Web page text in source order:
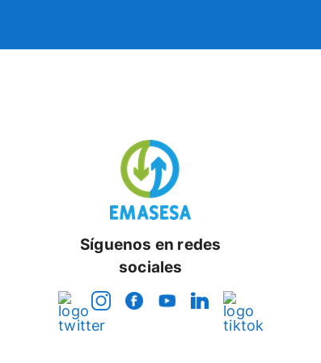
Síguenos en redes
sociales